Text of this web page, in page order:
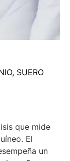
SUERO
que mide
El
un